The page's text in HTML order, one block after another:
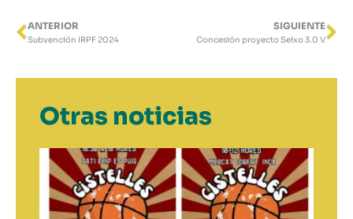
Ant
ANTERIOR
Subvención IRPF 2024
SIGUIENTE
Concesión proyecto Seixo 3.0 V
Otras noticias